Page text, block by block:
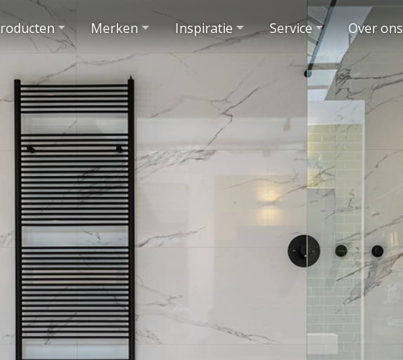
Merken Inspiratie Service Over ons